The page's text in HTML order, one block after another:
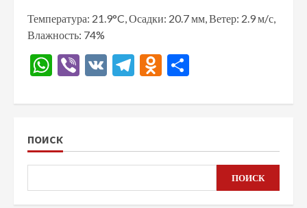
Температура: 21.9°C, Осадки: 20.7 мм, Ветер: 2.9 м/с,
Влажность: 74%
WhatsApp
Viber
VK Telegram
Odnoklassniki
ПОИСК
ПОИСК